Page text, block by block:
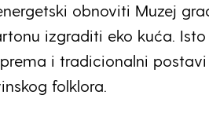
obnoviti Muzej
izgraditi eko kuća.
i tradicionalni postavi
folklora.